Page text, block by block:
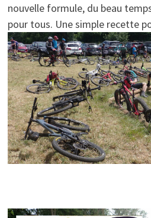
nouvelle formule, du beau
pour tous. Une simple recette